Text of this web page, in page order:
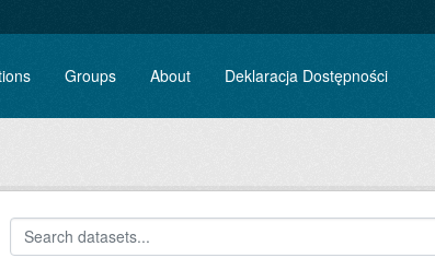
Groups About Deklaracja Dostępności